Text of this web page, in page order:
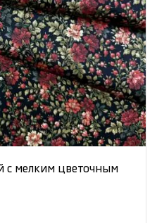
с мелким цветочным